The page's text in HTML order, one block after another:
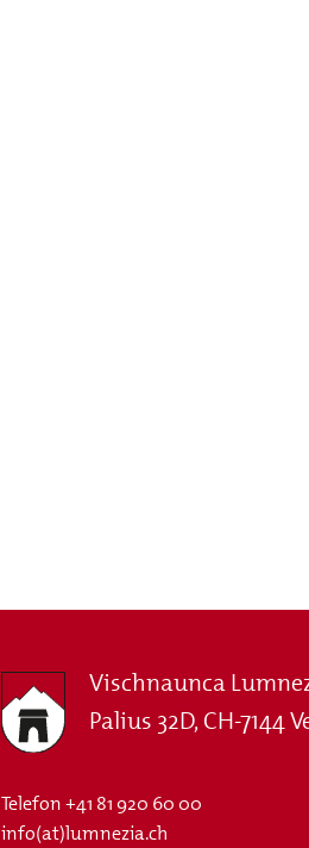
Vischnaunca
Palius 32D, CH-7144
Telefon+41 81 920 60 00
info(at)lumnezia.ch